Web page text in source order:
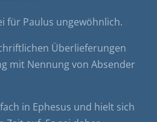
für Paulus ungewöhnlich.
Überlieferungen
mit Nennung von Absender
in Ephesus und hielt sich